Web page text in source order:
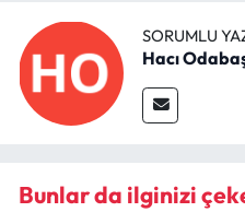
SORUMLU
Hacı
Bunlar da ilginizi